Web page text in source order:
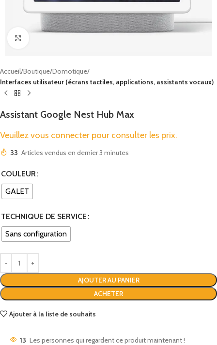
Accueil Boutique Domotique
Interfaces utilisateur (écrans tactiles, applications, assistants vocaux)
Assistant Google Nest Hub Max
Veuillez vous connecter pour consulter les prix.
33 Articles vendus en dernier 3 minutes
COULEUR
GALET
TECHNIQUE DE SERVICE
Sans configuration
AJOUTER AU PANIER
ACHETER
Ajouter à la liste de souhaits
13 Les personnes qui regardent ce produit maintenant !